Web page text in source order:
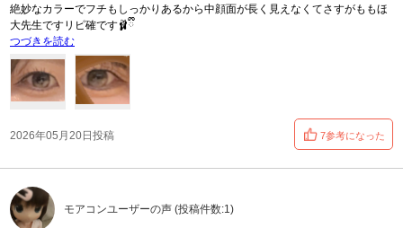
絶妙なカラーでフチもしっかりあるから中顔面が長く見えなくてさすがももほ
大先生ですリピ確です🩰ྀི
つづきを読む
2026年05月20日投稿 7参考になった
モアコンユーザーの声 (投稿件数:1)